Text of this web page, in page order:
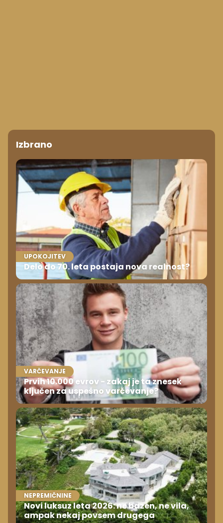
Izbrano
UPOKOJITEV
Delo do 70. leta postaja nova realnost?
VARČEVANJE
Prvih 10.000 evrov - zakaj je ta znesek
ključen za uspešno varčevanje?
NEPREMIČNINE
Novi luksuz leta 2026: ne bazen, ne vila,
ampak nekaj povsem drugega